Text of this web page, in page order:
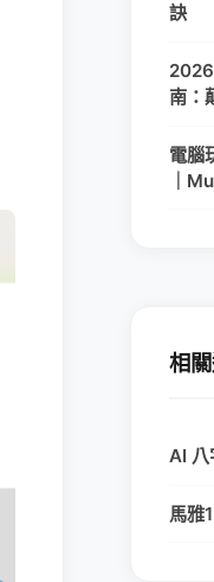
訣
南：
電腦
｜
相
AI 八
馬雅